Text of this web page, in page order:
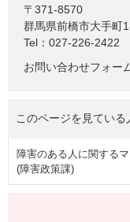
〒371-8570
群馬県前橋市大手
Tel：027-226-2422
お問い合わせフォー
このページを見ている
障害のある人に関する
(障害政策課)